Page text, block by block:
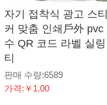
자기 접착식 광고 스티
커 맞춤 인쇄戶外 pvc
수 QR 코드 라벨 실
티
판매 수량:6589
가격:￥1.00